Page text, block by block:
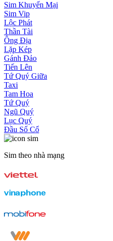
Sim Khuyến Mại
Sim Vip
Lộc Phát
Thần Tài
Ông Địa
Lặp Kép
Gánh Đảo
Tiến Lên
Tứ Quý Giữa
Taxi
Tam Hoa
Tứ Quý
Ngũ Quý
Lục Quý
Đầu Số Cổ
Sim theo nhà mạng